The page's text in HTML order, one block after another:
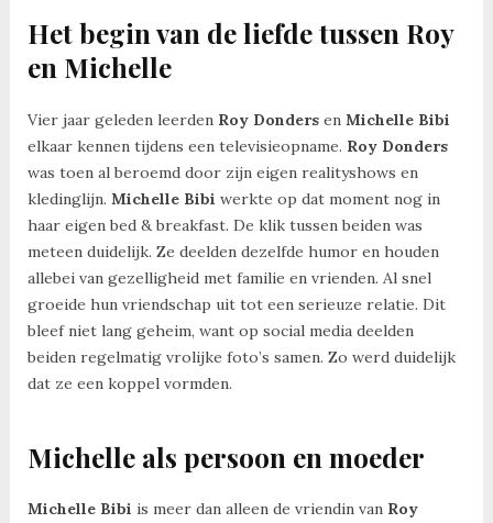
Het begin van de liefde tussen Roy
en Michelle
Vier jaar geleden leerden Roy Dondersen Michelle Bibi
elkaar kennen tijdens een televisieopname. Roy Donders
was toen al beroemd door zijn eigen realityshows en
kledinglijn. Michelle Bibi werkte op dat moment nog in
haar eigen bed & breakfast. De klik tussen beiden was
meteen duidelijk. Ze deelden dezelfde humor en houden
allebei van gezelligheid met familie en vrienden. Al snel
groeide hun vriendschap uit tot een serieuze relatie. Dit
bleef niet lang geheim, want op social media deelden
beiden regelmatig vrolijke foto’s samen. Zo werd duidelijk
dat ze een koppel vormden.
Michelle als persoon en moeder
Michelle Bibi is meer dan alleen de vriendin van Roy